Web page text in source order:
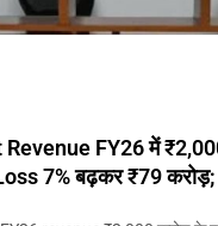
FY26 में
7% बढ़कर ₹79 करोड़;